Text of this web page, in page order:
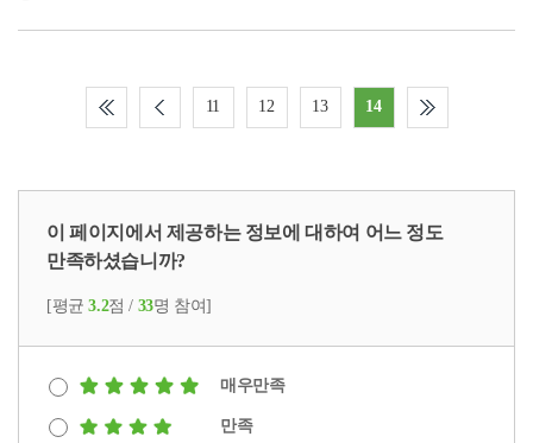
11 12 13 14
이 페이지에서 제공하는 정보에 대하여 어느 정도
만족하셨습니까?
[평균3.2점 / 33명 참여]
매우만족
만족